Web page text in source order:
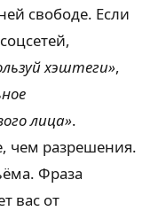
свободе. Если
хэштеги»,
лица».
чем разрешения.
Фраза
вас от